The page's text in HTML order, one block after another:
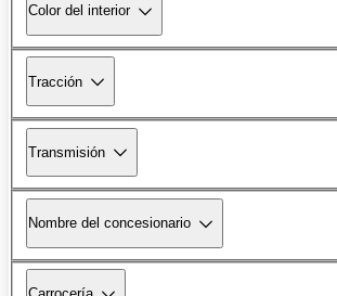
Color del interior
Tracción
Transmisión
Nombre del concesionario